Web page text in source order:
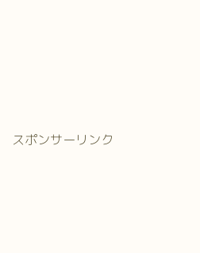
スポンサーリンク